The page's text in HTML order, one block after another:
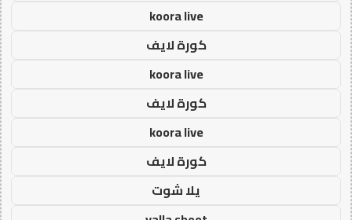
koora live
كورة لايف
koora live
كورة لايف
koora live
كورة لايف
يلا شوت